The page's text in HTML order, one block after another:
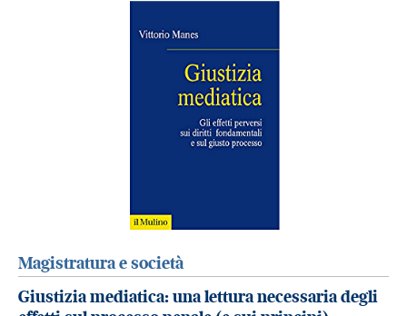
Magistratura e società
Giustizia mediatica: una lettura necessaria degli